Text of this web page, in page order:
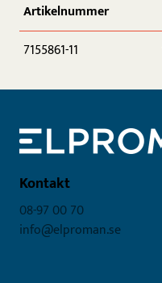
Artikelnummer
7155861-11
Kontakt
08-97 00 70
info@elproman.se